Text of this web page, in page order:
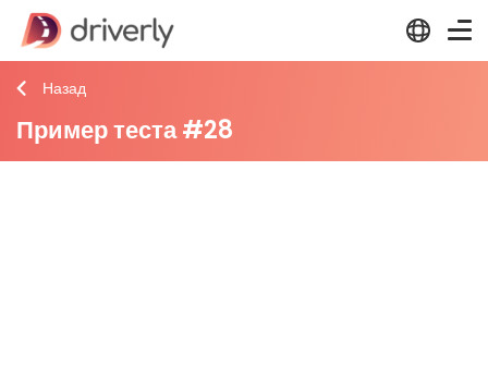
Назад
Пример теста #28